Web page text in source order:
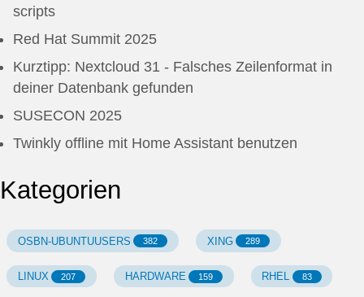
scripts
Red Hat Summit 2025
Kurztipp: Nextcloud 31 - Falsches Zeilenformat in
deiner Datenbank gefunden
SUSECON 2025
Twinkly offline mit Home Assistant benutzen
Kategorien
OSBN-UBUNTUUSERS 382 XING 289
LINUX 207 HARDWARE 159 RHEL 83